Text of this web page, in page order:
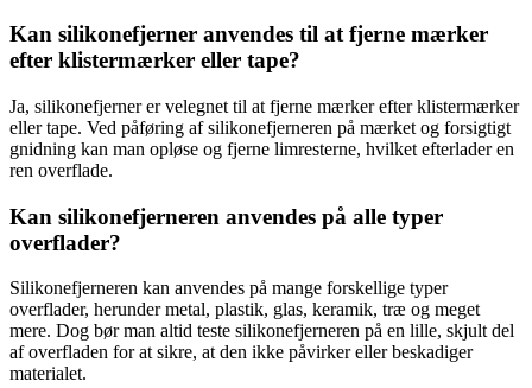
Kan silikonefjerner anvendes til at fjerne mærker
efter klistermærker eller tape?
Ja, silikonefjerner er velegnet til at fjerne mærker efter klistermærker
eller tape. Ved påføring af silikonefjerneren på mærket og forsigtigt
gnidning kan man opløse og fjerne limresterne, hvilket efterlader en
ren overflade.
Kan silikonefjerneren anvendes på alle typer
overflader?
Silikonefjerneren kan anvendes på mange forskellige typer
overflader, herunder metal, plastik, glas, keramik, træ og meget
mere. Dog bør man altid teste silikonefjerneren på en lille, skjult del
af overfladen for at sikre, at den ikke påvirker eller beskadiger
materialet.